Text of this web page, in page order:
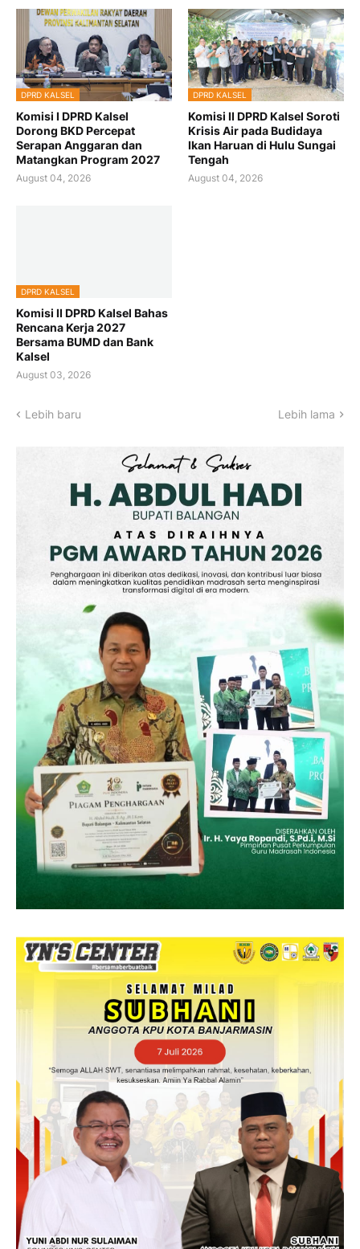
DPRD KALSEL
Komisi I DPRD Kalsel
Dorong BKD Percepat
Serapan Anggaran dan
Matangkan Program 2027
August 04, 2026
DPRD KALSEL
Komisi II DPRD Kalsel Soroti
Krisis Air pada Budidaya
Ikan Haruan di Hulu Sungai
Tengah
August 04, 2026
DPRD KALSEL
Komisi II DPRD Kalsel Bahas
Rencana Kerja 2027
Bersama BUMD dan Bank
Kalsel
August 03, 2026
Lebih baru Lebih lama